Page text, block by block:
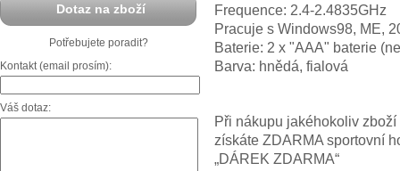
Dotaz na zboží
Potřebujete poradit?
Kontakt (email prosím):
Váš dotaz:
Frequence: 2.4-2.4835GHz
Pracuje s Windows98, ME,
Baterie: 2 x "AAA" baterie
Barva: hnědá, fialová
Při nákupu jakéhokoliv
získáte ZDARMA sportovní
„DÁREK ZDARMA“